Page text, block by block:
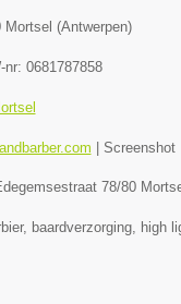
Mortsel (Antwerpen)
nr: 0681787858
Screenshot
78/80
baardverzorging, high